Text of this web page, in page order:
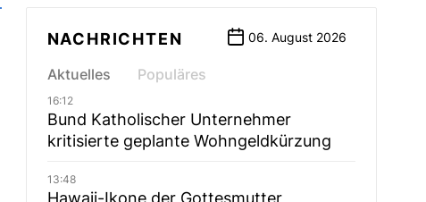
NACHRICHTEN 06. August 2026
Aktuelles Populäres
16:12
Bund Katholischer Unternehmer
kritisierte geplante Wohngeldkürzung
13:48
Hawaii-Ikone der Gottesmutter